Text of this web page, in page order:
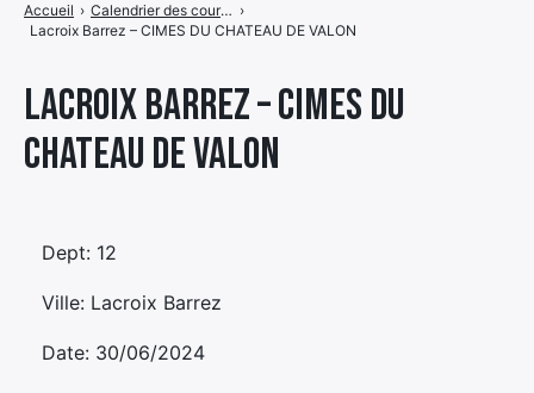
Lacroix Barrez – CIMES DU
CHATEAU DE VALON
Accueil › Calendrier des courses ›
Lacroix Barrez – CIMES DU CHATEAU DE VALON
Dept: 12
Ville: Lacroix Barrez
Date: 30/06/2024
de
menu
Élément
de
Élément
de